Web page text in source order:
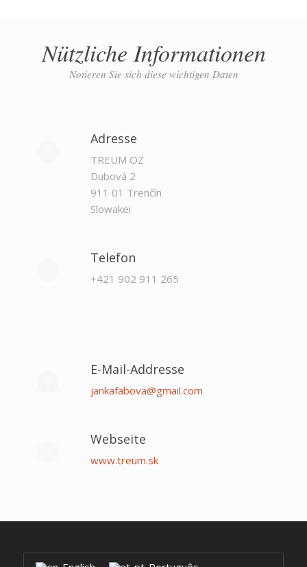
Nützliche Informationen
Notieren Sie sich diese wichtigen Daten
Adresse
TREUM OZ
Dubová 2
911 01 Trenčín
Slowakei
Telefon
+421 902 911 265
E-Mail-Addresse
jankafabova@gmail.com
Webseite
www.treum.sk